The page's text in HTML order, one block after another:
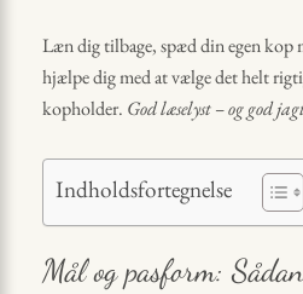
Læn dig tilbage, spæd din egen kop
hjælpe dig med at vælge det helt
kopholder. God læselyst – og god
Indholdsfortegnelse
Mål og pasform: